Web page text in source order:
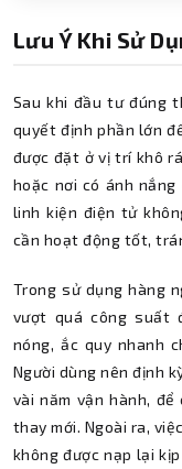
Lưu Ý Khi Sử
Sau khi đầu tư đúng
quyết định phần lớn
được đặt ở vị trí khô
hoặc nơi có ánh
linh kiện điện tử
cần hoạt động tốt,
Trong sử dụng hàng
vượt quá công suất
nóng, ắc quy nhanh
Người dùng nên định
vài năm vận hành,
thay mới. Ngoài ra,
không được nạp lại